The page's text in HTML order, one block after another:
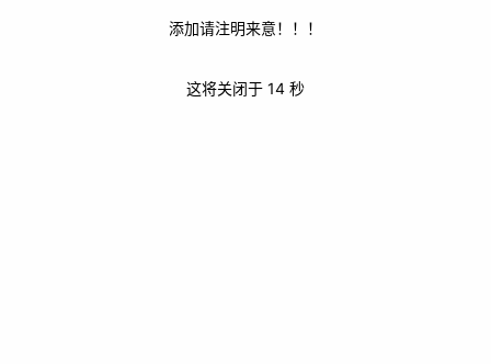
添加请注明来意！！！
这将关闭于 14 秒